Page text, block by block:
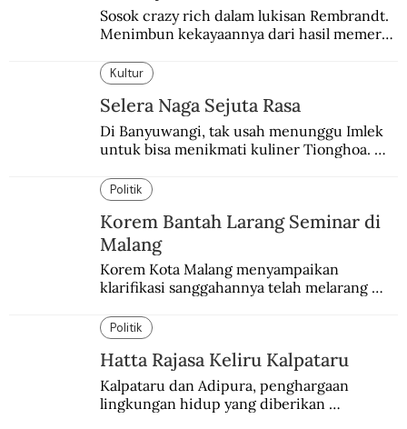
Sosok crazy rich dalam lukisan Rembrandt.
Menimbun kekayaannya dari hasil memeras
Kultur
Selera Naga Sejuta Rasa
Di Banyuwangi, tak usah menunggu Imlek
untuk bisa menikmati kuliner Tionghoa.
pekan.
Politik
Korem Bantah Larang Seminar di
Malang
Korem Kota Malang menyampaikan
klarifikasi sanggahannya telah melarang
Malang.
Politik
Hatta Rajasa Keliru Kalpataru
Kalpataru dan Adipura, penghargaan
lingkungan hidup yang diberikan